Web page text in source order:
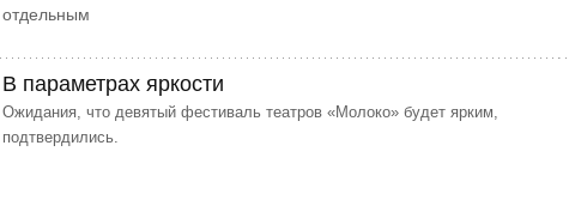
отдельным
В параметрах яркости
Ожидания, что девятый фестиваль театров «Молоко» будет ярким,
подтвердились.